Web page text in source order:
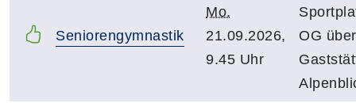
Seniorengymnastik
Mo.
21.09.2026,
9.45 Uhr
OG über